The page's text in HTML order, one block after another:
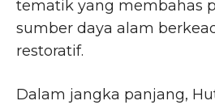
tematik yang membahas
sumber daya alam
restoratif.
Dalam jangka panjang,